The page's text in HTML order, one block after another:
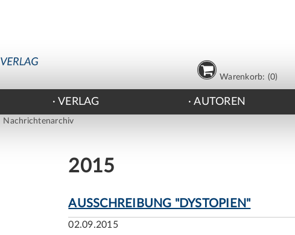
Warenkorb: (0)
VERLAG AUTOREN
Nachrichtenarchiv
2015
AUSSCHREIBUNG "DYSTOPIEN"
02.09.2015